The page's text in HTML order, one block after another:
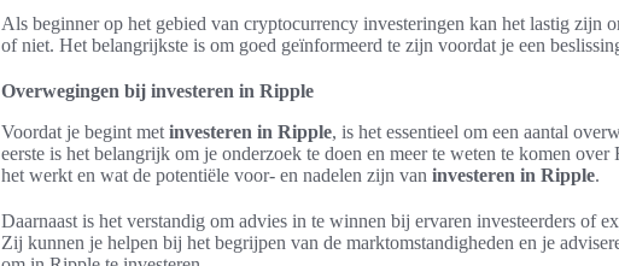
Als beginner op het gebied van cryptocurrency investeringen kan het lastig zijn
of niet. Het belangrijkste is om goed geïnformeerd te zijn voordat je een
Overwegingen bij investeren in Ripple
Voordat je begint met investeren in Ripple, is het essentieel om een aantal
eerste is het belangrijk om je onderzoek te doen en meer te weten te komen
het werkt en wat de potentiële voor- en nadelen zijn van investeren in Ripple.
Daarnaast is het verstandig om advies in te winnen bij ervaren investeerders of
Zij kunnen je helpen bij het begrijpen van de marktomstandigheden en je